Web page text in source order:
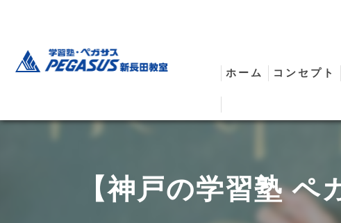
ホーム コンセプト
安全メール
【神戸の学習塾 ペ